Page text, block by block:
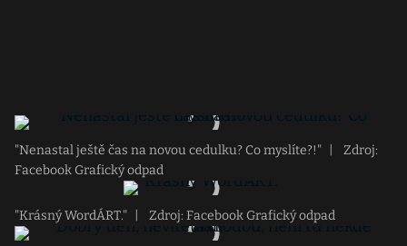
"Nenastal ještě čas na novou cedulku? Co myslíte?!"
Zdroj:
Facebook Grafický odpad
"Krásný WordÁRT." Zdroj: Facebook Grafický odpad